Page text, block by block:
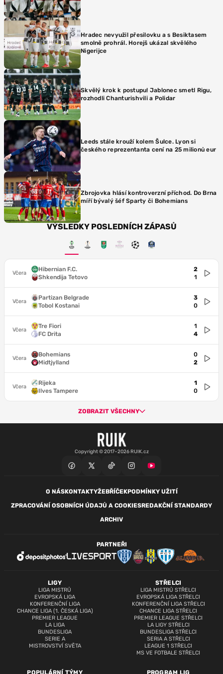
Hradec nevyužil přesilovku a s Besiktasem
smolně prohrál. Horejš ukázal skvělého
Nigerijce
Skvělý krok k postupu! Jablonec smetl Rigu,
rozhodli Chanturishvili a Polidar
Leeds stále krouží kolem Šulce. Lyon si
českého reprezentanta cení na 25 milionů eur
Zbrojovka hlásí kontroverzní příchod. Do Brna
míří bývalý šéf Sparty či Bohemians
VÝSLEDKY POSLEDNÍCH ZÁPASŮ
Včera
Hibernian F.C.
Shkendija Tetovo
2
1
Včera
Partizan Belgrade
Tobol Kostanai
3
0
Včera
Tre Fiori
FC Drita
1
4
Včera
Bohemians
Midtjylland
0
2
Včera
Rijeka
Ilves Tampere
1
0
ZOBRAZIT VŠECHNY
Copyright © 2017–2026 RUIK.cz
O NÁSKONTAKTYŽEBŘÍČEKPODMÍNKY UŽITÍ
ZPRACOVÁNÍ OSOBNÍCH ÚDAJŮ A COOKIESREDAKČNÍ STANDARDY
ARCHIV
LIGY
LIGA MISTRŮ
EVROPSKÁ LIGA
KONFERENČNÍ LIGA
CHANCE LIGA (1. ČESKÁ LIGA)
PREMIER LEAGUE
LA LIGA
BUNDESLIGA
SERIE A
MISTROVSTVÍ SVĚTA
STŘELCI
LIGA MISTRŮ STŘELCI
EVROPSKÁ LIGA STŘELCI
KONFERENČNÍ LIGA STŘELCI
CHANCE LIGA STŘELCI
PREMIER LEAGUE STŘELCI
LA LIGY STŘELCI
BUNDESLIGA STŘELCI
SERIA A STŘELCI
LEAGUE 1 STŘELCI
MS VE FOTBALE STŘELCI
POPULÁRNÍ TÝMY PROGRAM LIG
PARTNEŘI